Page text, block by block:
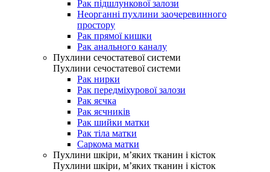
Рак підшлункової залози
Неорганні пухлини заочеревинного
простору
Рак прямої кишки
Рак анального каналу
Пухлини сечостатевої системи
Пухлини сечостатевої системи
Рак нирки
Рак передміхурової залози
Рак яєчка
Рак яєчників
Рак шийки матки
Рак тіла матки
Саркома матки
Пухлини шкіри, м’яких тканин і кісток
Пухлини шкіри, м’яких тканин і кісток